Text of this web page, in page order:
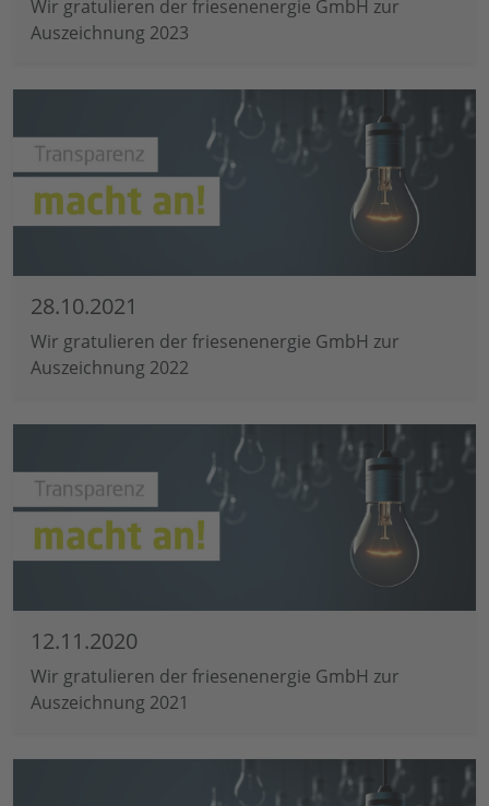
Wir gratulieren der friesenenergie GmbH zur
Auszeichnung 2023
28.10.2021
Wir gratulieren der friesenenergie GmbH zur
Auszeichnung 2022
12.11.2020
Wir gratulieren der friesenenergie GmbH zur
Auszeichnung 2021